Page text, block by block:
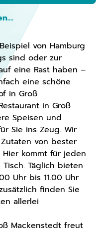
von Hamburg
sind oder zur
eine Rast haben –
eine schöne
in Groß
in Groß
Speisen und
Sie ins Zeug. Wir
von bester
kommt für jeden
Täglich bieten
Uhr bis 11.00 Uhr
finden Sie
allerlei
Mackenstedt freut